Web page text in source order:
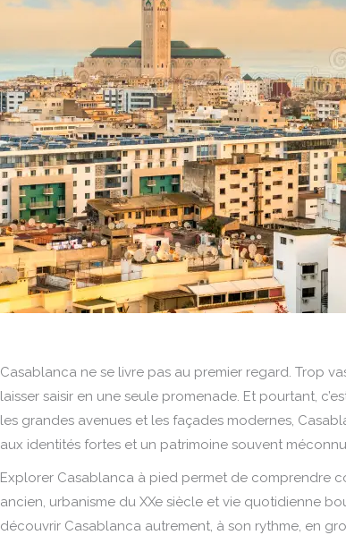
Casablanca ne se livre pas au premier regard. Trop
laisser saisir en une seule promenade. Et pourtant,
les grandes avenues et les façades modernes,
aux identités fortes et un patrimoine souvent
Explorer Casablanca à pied permet de comprendre
ancien, urbanisme du XXe siècle et vie quotidienne
découvrir Casablanca autrement, à son rythme, en